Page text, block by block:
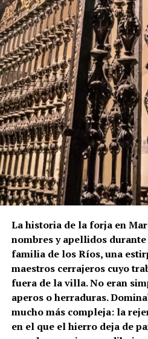
La historia de la forja en
nombres y apellidos
familia de los Ríos, una
maestros cerrajeros cuyo
fuera de la villa. No eran
aperos o herraduras.
mucho más compleja: la
en el que el hierro deja de